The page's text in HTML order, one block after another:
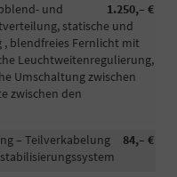
1.250,– €
und
statische und
blendfreies Fernlicht mit
Leuchtweitenregulierung,
Umschaltung zwischen
zwischen den
84,– €
– Teilverkabelung